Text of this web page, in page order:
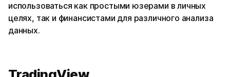
использоваться как простыми юзерами в личных
целях, так и финансистами для различного анализа
данных.